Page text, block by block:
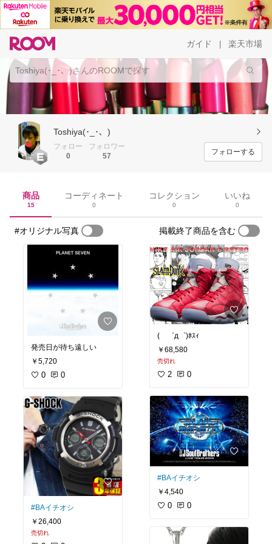
ガイド 楽天市場
Toshiya(･_･、)
フォロー
0
フォロワー
57
フォローする
商品
15
コーディネート
0
コレクション
0
いいね
0
#オリジナル写真 掲載終了商品を含む
発売日が待ち遠しい
￥5,720
0 0
#BAイチオシ
￥26,400
売切れ
( ゜д゜)ﾎｽｨ
￥68,580
売切れ
2 0
#BAイチオシ
￥4,540
0 0